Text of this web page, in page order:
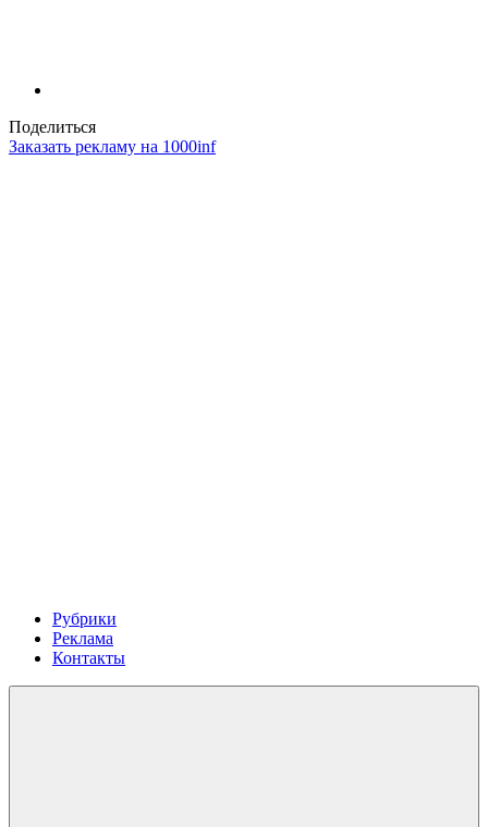
Поделиться
Заказать рекламу на 1000inf
Рубрики
Реклама
Контакты